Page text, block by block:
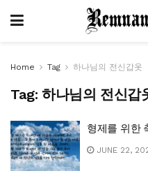
Home Tag 하나님의 전신갑옷
Tag: 하나님의 전신갑
형제를 위한
JUNE 22,